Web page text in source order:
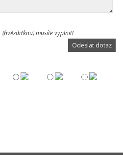
(hvězdičkou) musíte vyplnit!